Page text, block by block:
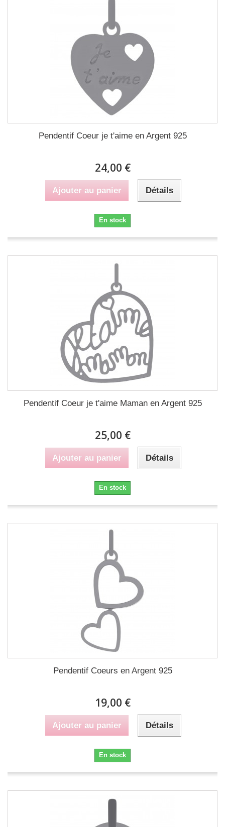
Pendentif Coeur je t'aime en Argent 925
24,00 €
Ajouter au panier Détails
En stock
Pendentif Coeur je t'aime Maman en Argent 925
25,00 €
Ajouter au panier Détails
En stock
Pendentif Coeurs en Argent 925
19,00 €
Ajouter au panier Détails
En stock